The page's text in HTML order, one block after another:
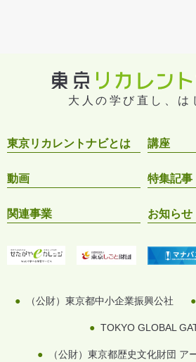
大人の学び直し、は
東京リカレントナビとは 講座
動画 特集記事
関連事業 お知らせ
（公財）東京都中小企業振興公社
TOKYO GLOBAL
（公財）東京都歴史文化財団 ア